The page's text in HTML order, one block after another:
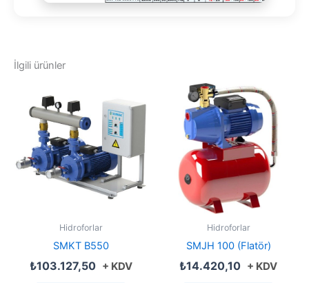
İlgili ürünler
Hidroforlar
SMKT B550
₺103.127,50 + KDV
Hidroforlar
SMJH 100 (Flatör)
₺14.420,10 + KDV